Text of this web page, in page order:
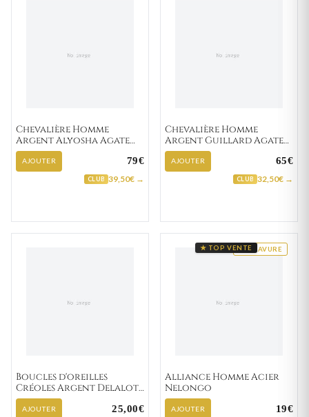
Chevalière Homme
Argent Alyosha Agate
Noir
AJOUTER 79€
CLUB 39,50€ →
Chevalière Homme
Argent Guillard Agate
Noir
AJOUTER 65€
CLUB 32,50€ →
Boucles d'oreilles
Créoles Argent Delalot
Texturé
AJOUTER 25,00€
GRAVURE
★ TOP VENTE
Alliance Homme Acier
Nelongo
AJOUTER 19€